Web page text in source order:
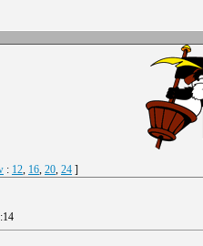
: 12, 16, 20, 24 ]